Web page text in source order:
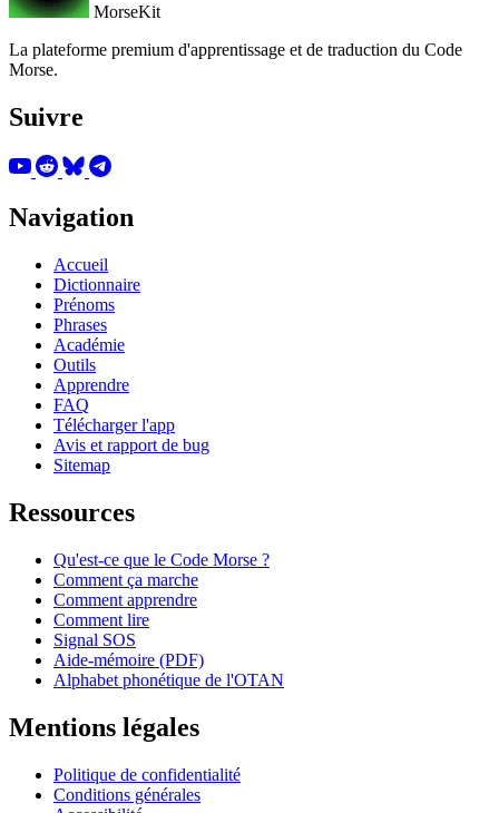
MorseKit
La plateforme premium d'apprentissage et de traduction du Code
Morse.
Suivre
Navigation
Accueil
Dictionnaire
Prénoms
Phrases
Académie
Outils
Apprendre
FAQ
Télécharger l'app
Avis et rapport de bug
Sitemap
Ressources
Qu'est-ce que le Code Morse ?
Comment ça marche
Comment apprendre
Comment lire
Signal SOS
Aide-mémoire (PDF)
Alphabet phonétique de l'OTAN
Mentions légales
Politique de confidentialité
Conditions générales